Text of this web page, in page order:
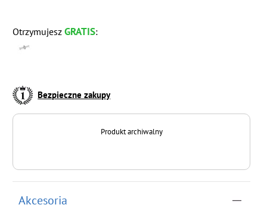
OtrzymujeszGRATIS:
Bezpieczne zakupy
Produkt archiwalny
Akcesoria